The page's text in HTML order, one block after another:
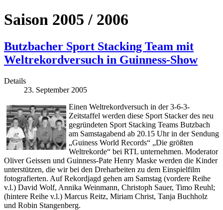
Saison 2005 / 2006
Butzbacher Sport Stacking Team mit
Weltrekordversuch in Guinness-Show
Details
23. September 2005
Einen Weltrekordversuch in der 3-6-3-
Zeitstaffel werden diese Sport Stacker des neu
gegründeten Sport Stacking Teams Butzbach
am Samstagabend ab 20.15 Uhr in der Sendung
„Guiness World Records“ „Die größten
Weltrekorde“ bei RTL unternehmen. Moderator
Oliver Geissen und Guinness-Pate Henry Maske werden die Kinder
unterstützen, die wir bei den Dreharbeiten zu dem Einspielfilm
fotografierten. Auf Rekordjagd gehen am Samstag (vordere Reihe
v.l.) David Wolf, Annika Weinmann, Christoph Sauer, Timo Reuhl;
(hintere Reihe v.l.) Marcus Reitz, Miriam Christ, Tanja Buchholz
und Robin Stangenberg.